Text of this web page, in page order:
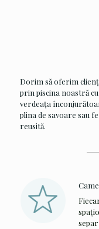
Dorim să oferim
prin piscina noastră
verdeața
plina de savoare sau
reusită.